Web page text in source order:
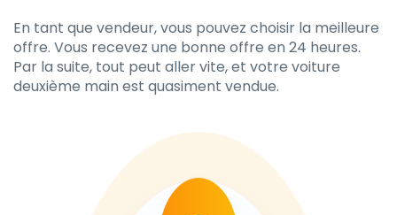
En tant que vendeur, vous pouvez choisir la meilleure
offre. Vous recevez une bonne offre en 24 heures.
Par la suite, tout peut aller vite, et votre voiture
deuxième main est quasiment vendue.